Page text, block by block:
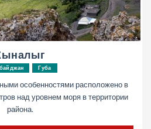
Губа
особенностями расположено в
над уровнем моря в территории
района.